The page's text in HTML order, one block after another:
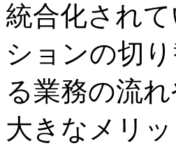
統合化され
ションの切
る業務の流
大きなメリ